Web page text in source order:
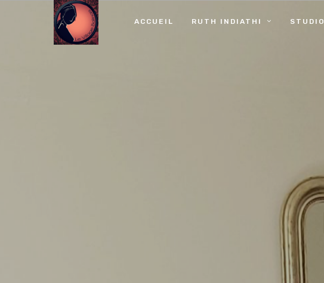
ACCUEIL RUTH INDIATHI STUDIO